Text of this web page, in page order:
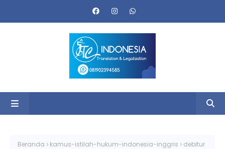
Beranda kamus-istilah-hukum-indonesia-inggris debitur